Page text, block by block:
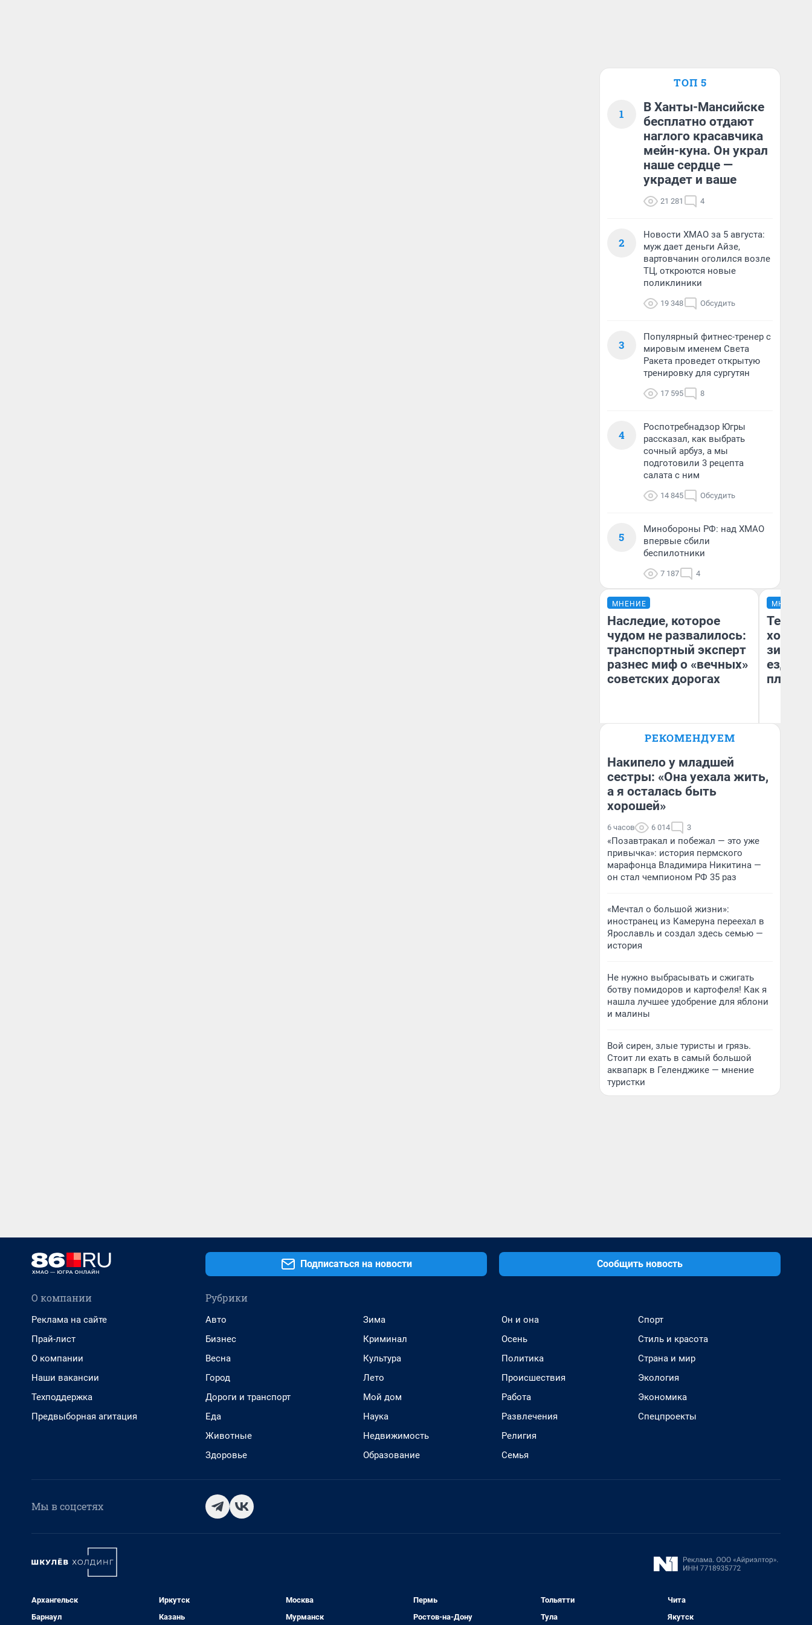
ТОП 5
1
В Ханты-Мансийске
бесплатно отдают
наглого красавчика
мейн-куна. Он украл
наше сердце —
украдет и ваше
21 281 4
2
Новости ХМАО за 5 августа:
муж дает деньги Айзе,
вартовчанин оголился возле
ТЦ, откроются новые
поликлиники
19 348 Обсудить
3
Популярный фитнес-тренер с
мировым именем Света
Ракета проведет открытую
тренировку для сургутян
17 595 8
4
Роспотребнадзор Югры
рассказал, как выбрать
сочный арбуз, а мы
подготовили 3 рецепта
салата с ним
14 845 Обсудить
5
Минобороны РФ: над ХМАО
впервые сбили
беспилотники
7 187 4
МНЕНИЕ
Наследие, которое
чудом не развалилось:
транспортный эксперт
разнес миф о «вечных»
советских дорогах
Блогер, предприниматель,
бизнесе
МНЕНИЕ
Тепло
зимой.
ездит
плюсы
РЕКОМЕНДУЕМ
Накипело у младшей
сестры: «Она уехала жить,
а я осталась быть
хорошей»
6 часов 6 014 3
«Позавтракал и побежал — это уже
привычка»: история пермского
марафонца Владимира Никитина —
он стал чемпионом РФ 35 раз
«Мечтал о большой жизни»:
иностранец из Камеруна переехал в
Ярославль и создал здесь семью —
история
Не нужно выбрасывать и сжигать
ботву помидоров и картофеля! Как я
нашла лучшее удобрение для яблони
и малины
Вой сирен, злые туристы и грязь.
Стоит ли ехать в самый большой
аквапарк в Геленджике — мнение
туристки
Подписаться на новости Сообщить новость
О компании
Реклама на сайте
Прай-лист
О компании
Наши вакансии
Техподдержка
Предвыборная агитация
Рубрики
Авто
Бизнес
Весна
Город
Дороги и транспорт
Еда
Животные
Здоровье
Зима
Криминал
Культура
Лето
Мой дом
Наука
Недвижимость
Образование
Он и она
Осень
Политика
Происшествия
Работа
Развлечения
Религия
Семья
Спорт
Стиль и красота
Страна и мир
Экология
Экономика
Спецпроекты
Мы в соцсетях
Архангельск
Барнаул
Иркутск
Казань
Москва
Мурманск
Пермь
Ростов-на-Дону
Тольятти
Тула
Чита
Якутск